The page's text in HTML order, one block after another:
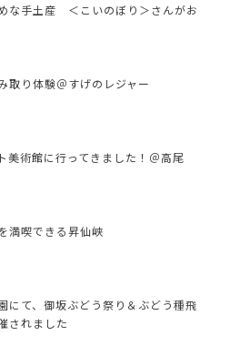
な手土産 ＜こいのぼり＞さんがお
取り体験＠すげのレジャー
美術館に行ってきました！＠高尾
満喫できる昇仙峡
にて、御坂ぶどう祭り＆ぶどう種飛
されました